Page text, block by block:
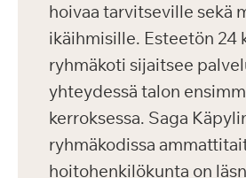
hoivaa tarvitseville sekä
ikäihmisille. Esteetön 24
ryhmäkoti sijaitsee
yhteydessä talon
kerroksessa. Saga
ryhmäkodissa
hoitohenkilökunta on